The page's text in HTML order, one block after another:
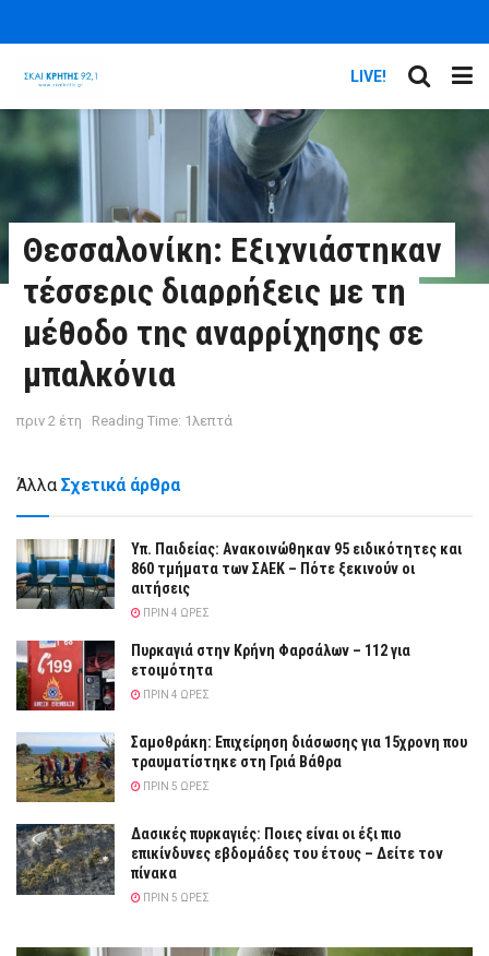
LIVE!
Θεσσαλονίκη: Εξιχνιάστηκαν
τέσσερις διαρρήξεις με τη
μέθοδο της αναρρίχησης σε
μπαλκόνια
πριν 2 έτη Reading Time: 1λεπτά
Άλλα Σχετικά άρθρα
Υπ. Παιδείας: Ανακοινώθηκαν 95 ειδικότητες και
860 τμήματα των ΣΑΕΚ – Πότε ξεκινούν οι
αιτήσεις
ΠΡΙΝ 4 ΏΡΕΣ
Πυρκαγιά στην Κρήνη Φαρσάλων – 112 για
ετοιμότητα
ΠΡΙΝ 4 ΏΡΕΣ
Σαμοθράκη: Επιχείρηση διάσωσης για 15χρονη που
τραυματίστηκε στη Γριά Βάθρα
ΠΡΙΝ 5 ΏΡΕΣ
Δασικές πυρκαγιές: Ποιες είναι οι έξι πιο
επικίνδυνες εβδομάδες του έτους – Δείτε τον
πίνακα
ΠΡΙΝ 5 ΏΡΕΣ